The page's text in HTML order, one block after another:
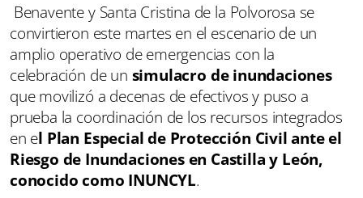
Benavente y Santa Cristina de la Polvorosa se
convirtieron este martes en el escenario de un
amplio operativo de emergencias con la
celebración de un simulacro de inundaciones
que movilizó a decenas de efectivos y puso a
prueba la coordinación de los recursos integrados
en el Plan Especial de Protección Civil ante el
Riesgo de Inundaciones en Castilla y León,
conocido como INUNCYL.